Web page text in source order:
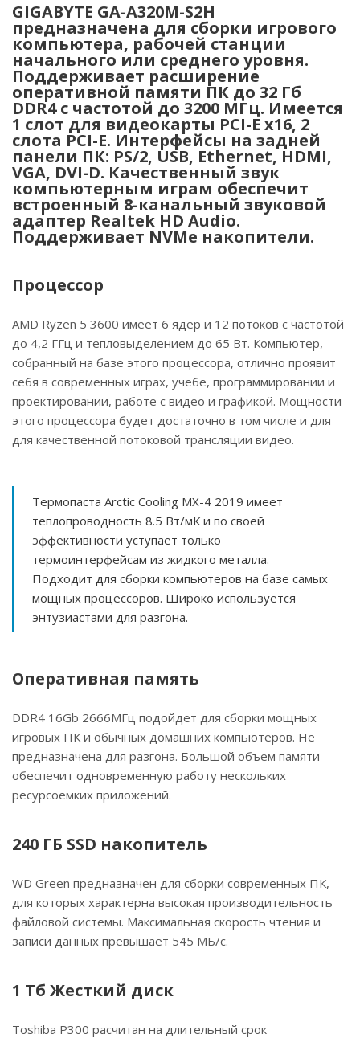
GIGABYTE GA-A320M-S2H
предназначена для сборки игрового
компьютера, рабочей станции
начального или среднего уровня.
Поддерживает расширение
оперативной памяти ПК до 32 Гб
DDR4 с частотой до 3200 МГц. Имеется
1 слот для видеокарты PCI-E x16, 2
слота PCI-E. Интерфейсы на задней
панели ПК: PS/2, USB, Ethernet, HDMI,
VGA, DVI-D. Качественный звук
компьютерным играм обеспечит
встроенный 8-канальный звуковой
адаптер Realtek HD Audio.
Поддерживает NVMe накопители.
Процессор
AMD Ryzen 5 3600 имеет 6 ядер и 12 потоков с частотой
до 4,2 ГГц и тепловыделением до 65 Вт. Компьютер,
собранный на базе этого процессора, отлично проявит
себя в современных играх, учебе, программировании и
проектировании, работе с видео и графикой. Мощности
этого процессора будет достаточно в том числе и для
для качественной потоковой трансляции видео.
Термопаста Arctic Cooling MX-4 2019 имеет
теплопроводность 8.5 Вт/мК и по своей
эффективности уступает только
термоинтерфейсам из жидкого металла.
Подходит для сборки компьютеров на базе самых
мощных процессоров. Широко используется
энтузиастами для разгона.
Оперативная память
DDR4 16Gb 2666МГц подойдет для сборки мощных
игровых ПК и обычных домашних компьютеров. Не
предназначена для разгона. Большой объем памяти
обеспечит одновременную работу нескольких
ресурсоемких приложений.
240 ГБ SSD накопитель
WD Green предназначен для сборки современных ПК,
для которых характерна высокая производительность
файловой системы. Максимальная скорость чтения и
записи данных превышает 545 МБ/с.
1 Тб Жесткий диск
Toshiba P300 расчитан на длительный срок